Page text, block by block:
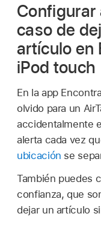
Configurar
caso de
artículo en
iPod touch
En la app
olvido para un
accidentalmente
alerta cada vez
ubicación se
También puedes
confianza, que
dejar un artículo